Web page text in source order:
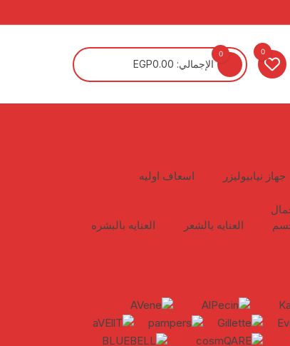
0
0
الإجمالي: EGP0.00
جهاز نيابيوليزر
اسعاف اوليه
العنايه بالشعر العنايه بالبشره